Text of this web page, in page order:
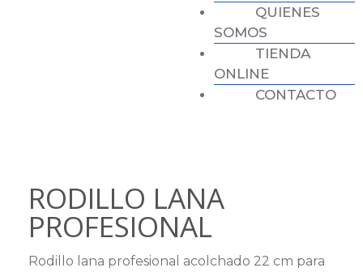
QUIENES
SOMOS
TIENDA
ONLINE
CONTACTO
RODILLO LANA
PROFESIONAL
Rodillo lana profesional acolchado 22 cm para